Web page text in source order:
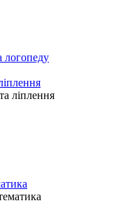
логопеду
ліплення